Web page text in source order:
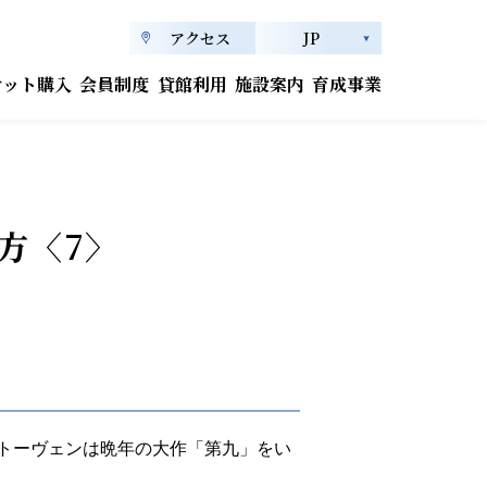
ト購入 会員制度 貸館利用 施設案内 育成事業
アクセス JP
〈7〉
ーヴェンは晩年の大作「第九」をい